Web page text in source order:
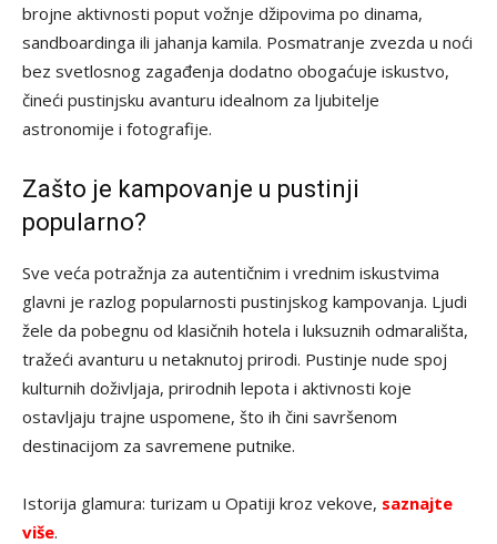
brojne aktivnosti poput vožnje džipovima po dinama,
sandboardinga ili jahanja kamila. Posmatranje zvezda u noći
bez svetlosnog zagađenja dodatno obogaćuje iskustvo,
čineći pustinjsku avanturu idealnom za ljubitelje
astronomije i fotografije.
Zašto je kampovanje u pustinji
popularno?
Sve veća potražnja za autentičnim i vrednim iskustvima
glavni je razlog popularnosti pustinjskog kampovanja. Ljudi
žele da pobegnu od klasičnih hotela i luksuznih odmarališta,
tražeći avanturu u netaknutoj prirodi. Pustinje nude spoj
kulturnih doživljaja, prirodnih lepota i aktivnosti koje
ostavljaju trajne uspomene, što ih čini savršenom
destinacijom za savremene putnike.
Istorija glamura: turizam u Opatiji kroz vekove, saznajte
više.